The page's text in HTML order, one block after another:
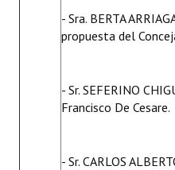
- Sra. BERTA
propuesta del
- Sr. SEFERINO
Francisco De Cesare.
- Sr. CARLOS